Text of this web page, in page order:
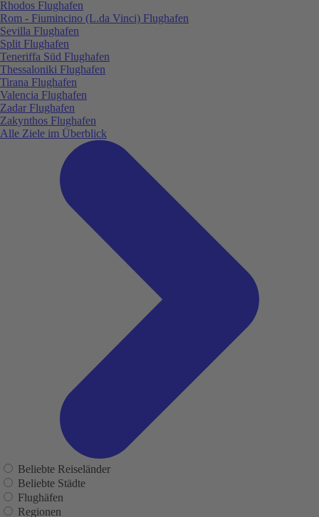
Rhodos Flughafen
Rom - Fiumincino (L.da Vinci) Flughafen
Sevilla Flughafen
Split Flughafen
Teneriffa Süd Flughafen
Thessaloniki Flughafen
Tirana Flughafen
Valencia Flughafen
Zadar Flughafen
Zakynthos Flughafen
Alle Ziele im Überblick
Beliebte Reiseländer
Beliebte Städte
Flughäfen
Regionen